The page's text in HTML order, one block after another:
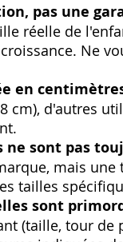
pas une
réelle de
Ne
en
cm)‚ d'autres
ne sont pas
mais
tailles
sont
(taille‚ tour de